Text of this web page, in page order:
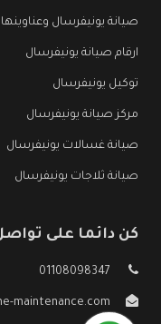
صيانة يونيفرسال وعناوينها
ارقام صيانة يونيفرسال
توكيل يونيفرسال
مركز صيانة يونيفرسال
صيانة غسالات يونيفرسال
صيانة ثلاجات يونيفرسال
كن دائما على
01108098347
maintenance.com